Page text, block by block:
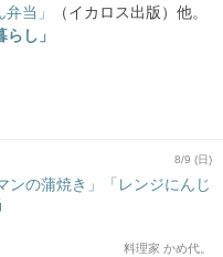
当」
（イカロス出版）他。
らし」
8/9 (日)
ンの蒲焼き」「レンジにんじ
料理家 かめ代。